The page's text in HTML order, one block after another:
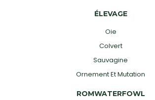
ÉLEVAGE
Oie
Colvert
Sauvagine
Ornement Et Mutation
ROMWATERFOWL